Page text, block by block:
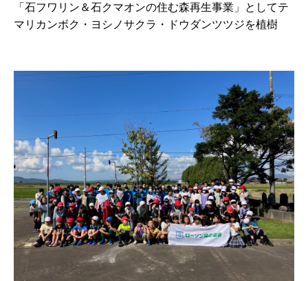
「石フワリン＆石クマオンの住む森再生事業」としてテ
マリカンボク・ヨシノサクラ・ドウダンツツジを植樹